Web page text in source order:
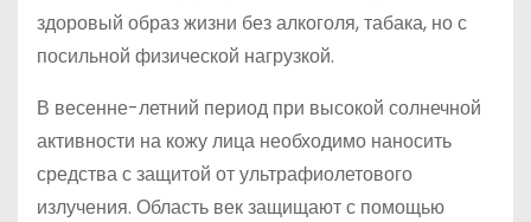
здоровый образ жизни без алкоголя, табака, но с
посильной физической нагрузкой.
В весенне-летний период при высокой солнечной
активности на кожу лица необходимо наносить
средства с защитой от ультрафиолетового
излучения. Область век защищают с помощью